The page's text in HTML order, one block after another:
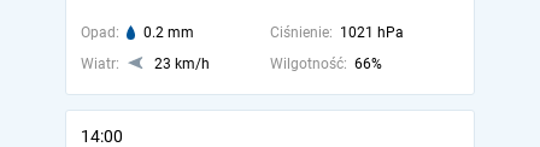
Opad: 0.2 mm Ciśnienie: 1021 hPa
Wiatr:
23 km/h Wilgotność: 66%
14:00